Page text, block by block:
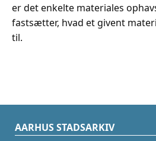
er det enkelte materiales
fastsætter, hvad et givent
til.
AARHUS STADSARKIV